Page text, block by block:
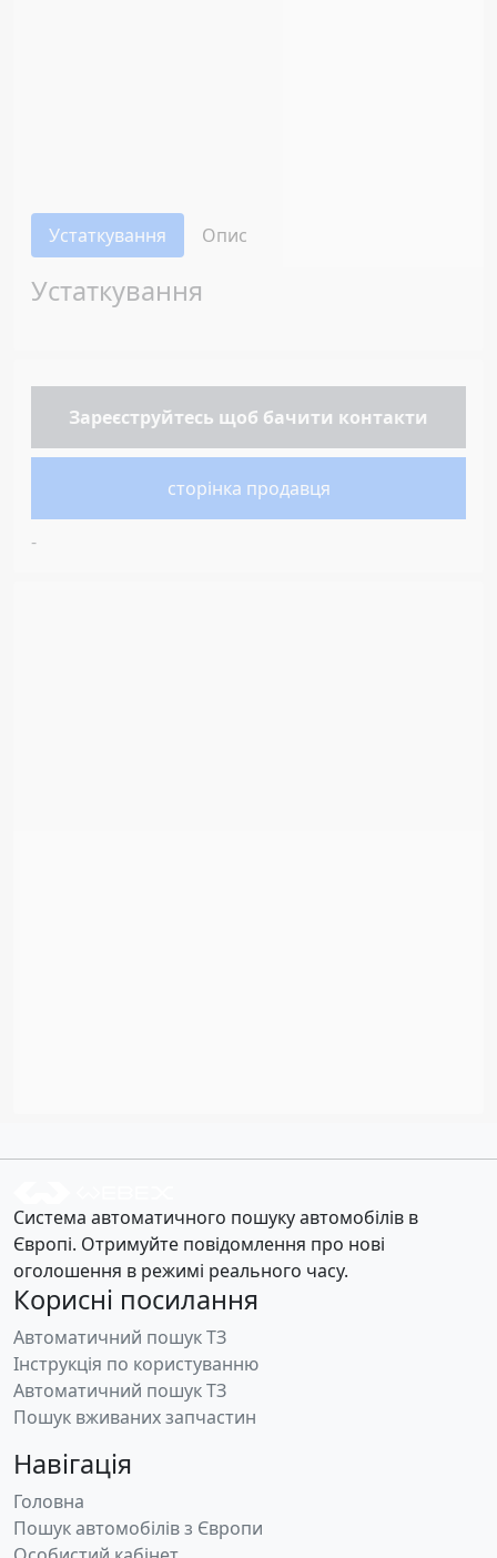
Устаткування Опис
Устаткування
Зареєструйтесь щоб бачити контакти
сторінка продавця
-
Система автоматичного пошуку автомобілів в
Європі. Отримуйте повідомлення про нові
оголошення в режимі реального часу.
Корисні посилання
Автоматичний пошук ТЗ
Інструкція по користуванню
Автоматичний пошук ТЗ
Пошук вживаних запчастин
Навігація
Головна
Пошук автомобілів з Європи